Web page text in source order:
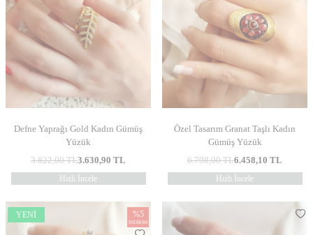
Defne Yaprağı Gold Kadın Gümüş
Yüzük
3.822,00TL3.630,90 TL
Hızlı İncele
Özel Tasarım Granat Taşlı Kadın
Gümüş Yüzük
6.798,00TL6.458,10 TL
Hızlı İncele
YENI %5
İNDIRIM